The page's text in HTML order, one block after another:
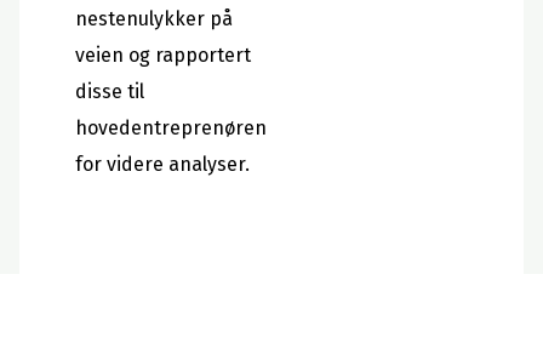
nestenulykker på
veien og rapportert
disse til
hovedentreprenøren
for videre analyser.